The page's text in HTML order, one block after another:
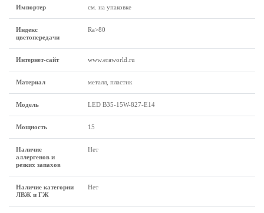
Импортер см. на упаковке
Индекс
цветопередачи
Ra>80
Интернет-сайт www.eraworld.ru
Материал металл, пластик
Модель LED B35-15W-827-E14
Мощность 15
Наличие
аллергенов и
резких запахов
Нет
Наличие категории
ЛВЖ и ГЖ
Нет